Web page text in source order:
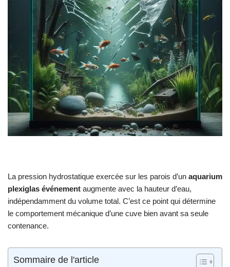
La pression hydrostatique exercée sur les parois d’un aquarium
plexiglas événement augmente avec la hauteur d’eau,
indépendamment du volume total. C’est ce point qui détermine
le comportement mécanique d’une cuve bien avant sa seule
contenance.
Sommaire de l'article